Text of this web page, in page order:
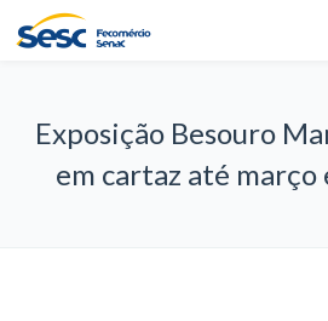
Exposição Besouro
em cartaz até março